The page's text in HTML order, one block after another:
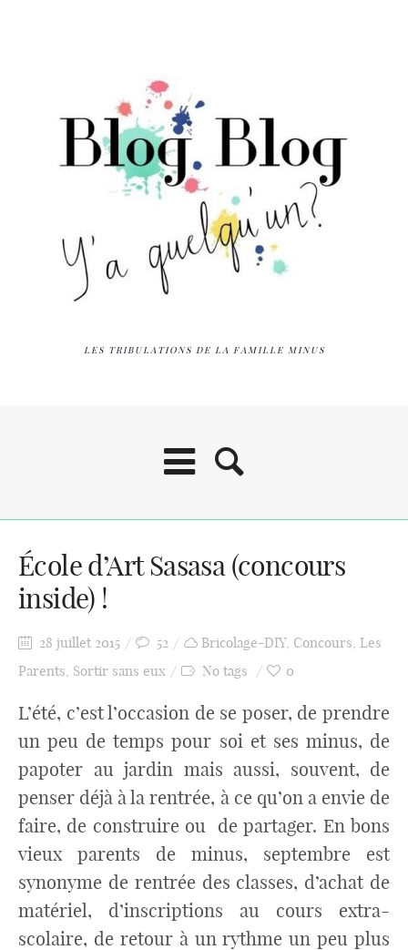
LES TRIBULATIONS DE LA FAMILLE MINUS
École d’Art Sasasa (concours
inside) !
28 juillet 2015 52 Bricolage-DIY, Concours, Les
Parents, Sortir sans eux No tags 0
L’été, c’est l’occasion de se poser, de prendre
un peu de temps pour soi et ses minus, de
papoter au jardin mais aussi, souvent, de
penser déjà à la rentrée, à ce qu’on a envie de
faire, de construire ou de partager. En bons
vieux parents de minus, septembre est
synonyme de rentrée des classes, d’achat de
matériel, d’inscriptions au cours extra-
scolaire, de retour à un rythme un peu plus